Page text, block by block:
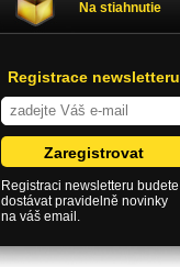
Na stiahnutie
Registrace newsletteru
Registraci newsletteru budete
dostávat pravidelně novinky
na váš email.